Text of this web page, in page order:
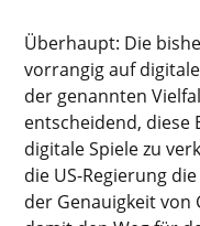
Überhaupt: Die
vorrangig auf
der genannten
entscheidend, diese
digitale Spiele zu
die US-Regierung
der Genauigkeit von